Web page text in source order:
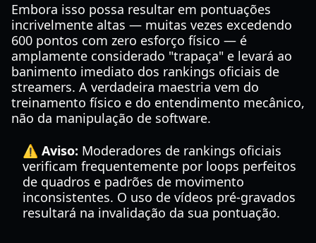
Embora isso possa resultar em pontuações
incrivelmente altas — muitas vezes excedendo
600 pontos com zero esforço físico — é
amplamente considerado "trapaça" e levará ao
banimento imediato dos rankings oficiais de
streamers. A verdadeira maestria vem do
treinamento físico e do entendimento mecânico,
não da manipulação de software.
⚠️ Aviso: Moderadores de rankings oficiais
verificam frequentemente por loops perfeitos
de quadros e padrões de movimento
inconsistentes. O uso de vídeos pré-gravados
resultará na invalidação da sua pontuação.